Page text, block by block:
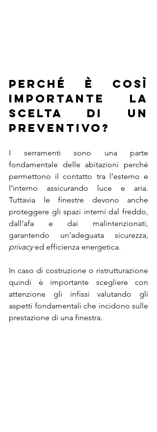
perché è così
importante la
scelta di un
preventivo?
I serramenti sono una parte
fondamentale delle abitazioni perché
permettono il contatto tra l’esterno e
l’interno assicurando luce e aria.
Tuttavia le finestre devono anche
proteggere gli spazi interni dal freddo,
dall’afa e dai malintenzionati,
privacy ed efficienza energetica.
In caso di costruzione o ristrutturazione
quindi è importante scegliere con
attenzione gli infissi valutando gli
aspetti fondamentali che incidono sulle
prestazione di una finestra.